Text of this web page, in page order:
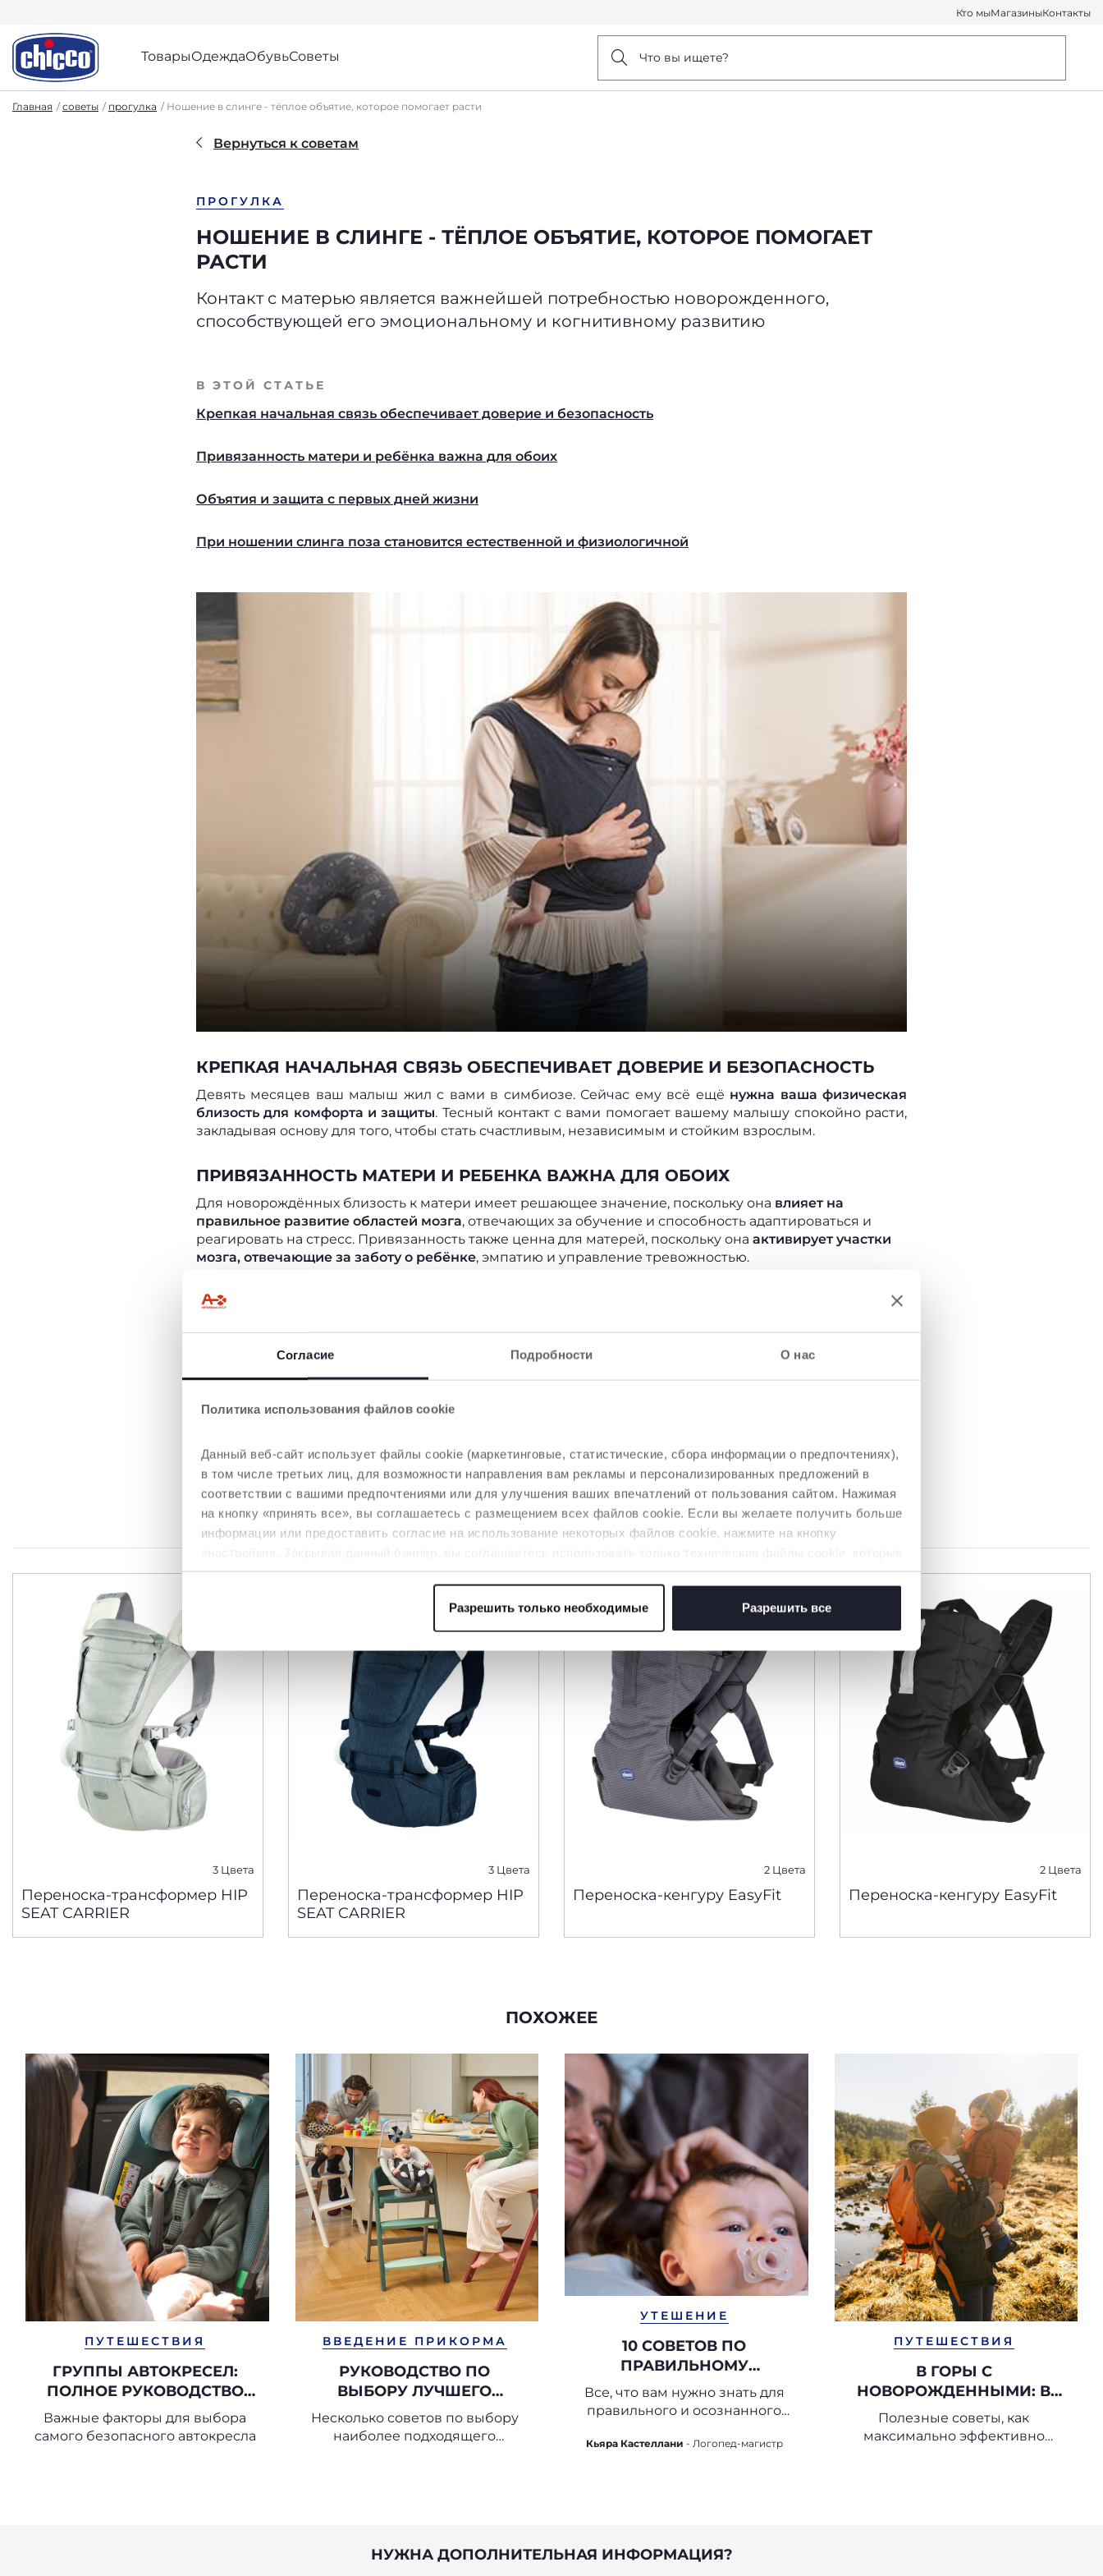
Согласие Подробности О нас
Политика использования файлов cookie
Данный веб-сайт использует файлы cookie (маркетинговые, статистические, сбора информации о предпочтениях),
в том числе третьих лиц, для возможности направления вам рекламы и персонализированных предложений в
соответствии с вашими предпочтениями или для улучшения ваших впечатлений от пользования сайтом. Нажимая
на кнопку «принять все», вы соглашаетесь с размещением всех файлов cookie. Если вы желаете получить больше
информации или предоставить согласие на использование некоторых файлов cookie, нажмите на кнопку
необходимы для запрашиваемой услуги.
Политика использования файлов cookieРазрешить только необходимые Разрешить все
Кто мыМагазиныКонтакты
ТоварыОдеждаОбувьСоветы Что вы ищете?
Главная советы прогулка Ношение в слинге - тёплое объятие, которое помогает расти
Вернуться к советам
ПРОГУЛКА
НОШЕНИЕ В СЛИНГЕ - ТЁПЛОЕ ОБЪЯТИЕ, КОТОРОЕ ПОМОГАЕТ
РАСТИ
Контакт с матерью является важнейшей потребностью новорожденного,
способствующей его эмоциональному и когнитивному развитию
В ЭТОЙ СТАТЬЕ
Крепкая начальная связь обеспечивает доверие и безопасность
Привязанность матери и ребёнка важна для обоих
Объятия и защита с первых дней жизни
При ношении слинга поза становится естественной и физиологичной
КРЕПКАЯ НАЧАЛЬНАЯ СВЯЗЬ ОБЕСПЕЧИВАЕТ ДОВЕРИЕ И БЕЗОПАСНОСТЬ
Девять месяцев ваш малыш жил с вами в симбиозе. Сейчас ему всё ещё нужна ваша физическая
близость для комфорта и защиты. Тесный контакт с вами помогает вашему малышу спокойно расти,
закладывая основу для того, чтобы стать счастливым, независимым и стойким взрослым.
ПРИВЯЗАННОСТЬ МАТЕРИ И РЕБЕНКА ВАЖНА ДЛЯ ОБОИХ
Для новорождённых близость к матери имеет решающее значение, поскольку она влияет на
правильное развитие областей мозга, отвечающих за обучение и способность адаптироваться и
реагировать на стресс. Привязанность также ценна для матерей, поскольку она активирует участки
мозга, отвечающие за заботу о ребёнке, эмпатию и управление тревожностью.
ОБЪЯТИЯ И ЗАЩИТА С ПЕРВЫХ ДНЕЙ ЖИЗНИ
Связь между матерью и ребёнком формируется естественным образом, отчасти благодаря привычке
носить ребёнка на руках.
Слингоношение - буквально «ношение ребёнка»
- способствует не только
эмоциональному и когнитивному развитию ребёнка, но и его правильному физическому развитию.
ПРИ НОШЕНИИ СЛИНГА ПОЗА СТАНОВИТСЯ ЕСТЕСТВЕННОЙ И
Зачемносить ребёнка в переноске? Правильная переноска,которая плотно прижимает ребёнка к
телу матери, не только способствует объятиям и постоянному контакту, но и способствует
правильному развитию тазобедренных суставов, поддерживает спину и удерживает шею и голову в
правильном положении, оставляя дыхательные пути свободными.
3 Цвета
Переноска-трансформер HIP
SEAT CARRIER
3 Цвета
Переноска-трансформер HIP
SEAT CARRIER
2 Цвета
Переноска-кенгуру EasyFit
2 Цвета
Переноска-кенгуру EasyFit
ПОХОЖЕЕ
ПУТЕШЕСТВИЯ
ГРУППЫ АВТОКРЕСЕЛ:
ПОЛНОЕ РУКОВОДСТВО
ПО ВЫБОРУ
ПОДХОДЯЩЕГО
Важные факторы для выбора
самого безопасного автокресла
ВВЕДЕНИЕ ПРИКОРМА
РУКОВОДСТВО ПО
ВЫБОРУ ЛУЧШЕГО
СТУЛЬЧИКА ДЛЯ
КОРМЛЕНИЯ
Несколько советов по выбору
наиболее подходящего
УТЕШЕНИЕ
10 СОВЕТОВ ПО
ПРАВИЛЬНОМУ
ИСПОЛЬЗОВАНИЮ СОСКИ-
ПУСТЫШКИ (ИЛИ
Все, что вам нужно знать для
правильного и осознанного
Кьяра Кастеллани - Логопед-магистр
ПУТЕШЕСТВИЯ
В ГОРЫ С
НОВОРОЖДЕННЫМИ: В
КАКОМ ВОЗРАСТЕ И НА
КАКОЙ ВЫСОТЕ?
Полезные советы, как
максимально эффективно
НУЖНА ДОПОЛНИТЕЛЬНАЯ ИНФОРМАЦИЯ?